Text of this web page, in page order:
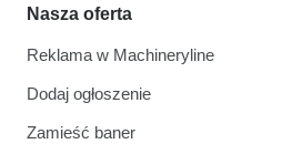
Nasza oferta
Reklama w Machineryline
Dodaj ogłoszenie
Zamieść baner